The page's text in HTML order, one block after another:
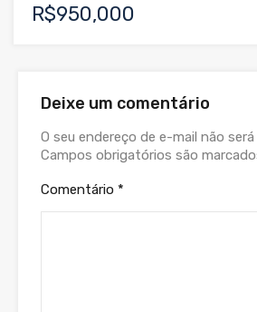
R$950,000
Deixe um comentário
O seu endereço de e-mail não
Campos obrigatórios são
Comentário *